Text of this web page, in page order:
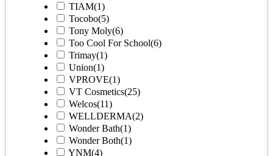
TIAM(1)
Tocobo(5)
Tony Moly(6)
Too Cool For School(6)
Trimay(1)
Union(1)
VPROVE(1)
VT Cosmetics(25)
Welcos(11)
WELLDERMA(2)
Wonder Bath(1)
Wonder Both(1)
YNM(4)